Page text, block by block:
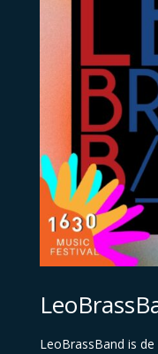
LeoBrassBand is